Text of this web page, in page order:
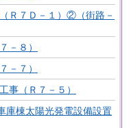
Ｒ７Ｄ－１）②（街路－
－８）
－７）
事（Ｒ７－５）
庫棟太陽光発電設備設置